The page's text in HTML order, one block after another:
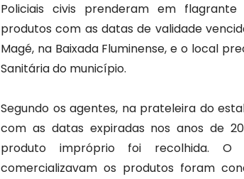
Policiais civis prenderam em
produtos com as datas de validade
Magé, na Baixada Fluminense, e o local
Sanitária do município.
Segundo os agentes, na prateleira do
com as datas expiradas nos anos de
produto impróprio foi recolhida.
comercializavam os produtos foram